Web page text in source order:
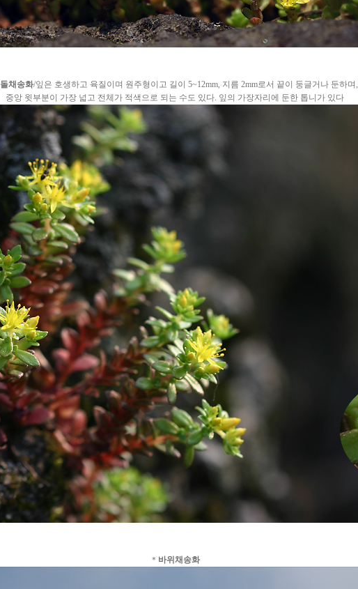
돌채송화/잎은 호생하고 육질이며 원주형이고 길이 5~12mm, 지름 2mm로서 끝이 둥글거나 둔하며,
중앙 윗부분이 가장 넓고 전체가 적색으로 되는 수도 있다. 잎의 가장자리에 둔한 톱니가 있다
＊ 바위채송화